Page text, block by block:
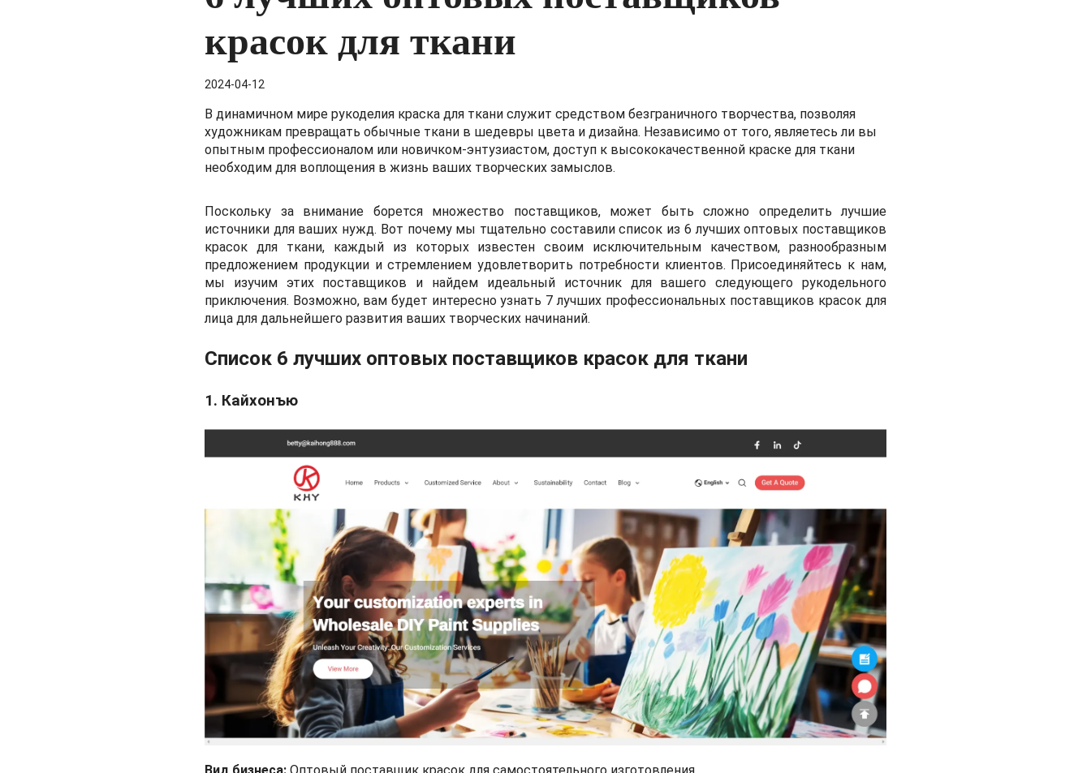
красок для ткани
2024-04-12
В динамичном мире рукоделия краска для ткани служит средством безграничного творчества, позволяя
художникам превращать обычные ткани в шедевры цвета и дизайна. Независимо от того, являетесь ли вы
опытным профессионалом или новичком-энтузиастом, доступ к высококачественной краске для ткани
необходим для воплощения в жизнь ваших творческих замыслов.
Поскольку за внимание борется множество поставщиков, может быть сложно определить лучшие
источники для ваших нужд. Вот почему мы тщательно составили список из 6 лучших оптовых поставщиков
красок для ткани, каждый из которых известен своим исключительным качеством, разнообразным
предложением продукции и стремлением удовлетворить потребности клиентов. Присоединяйтесь к нам,
мы изучим этих поставщиков и найдем идеальный источник для вашего следующего рукодельного
приключения. Возможно, вам будет интересно узнать 7 лучших профессиональных поставщиков красок для
лица для дальнейшего развития ваших творческих начинаний.
Список 6 лучших оптовых поставщиков красок для ткани
1. Кайхонъю
Вид бизнеса: Оптовый поставщик красок для самостоятельного изготовления